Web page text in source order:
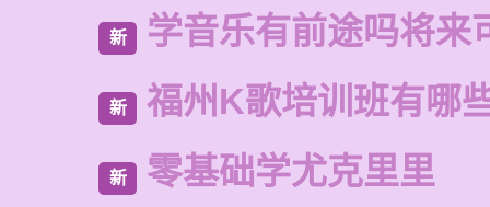
新 学音乐有前途吗将来
新 福州K歌培训班有哪
新 零基础学尤克里里